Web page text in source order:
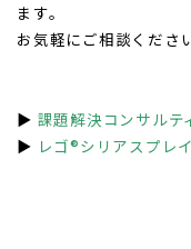
ます。
お気軽にご相談ください
▶ 課題解決コンサルテ
▶ レゴ®シリアスプレ